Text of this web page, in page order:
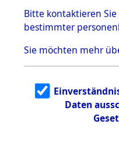
5.3.1 Alliierte
Erhebungen
zu
Todesmärsch
en
5.3.2
g
5.3.3
Todesmärsch
Bitte kontaktieren
bestimmter
Sie möchten mehr
Daten